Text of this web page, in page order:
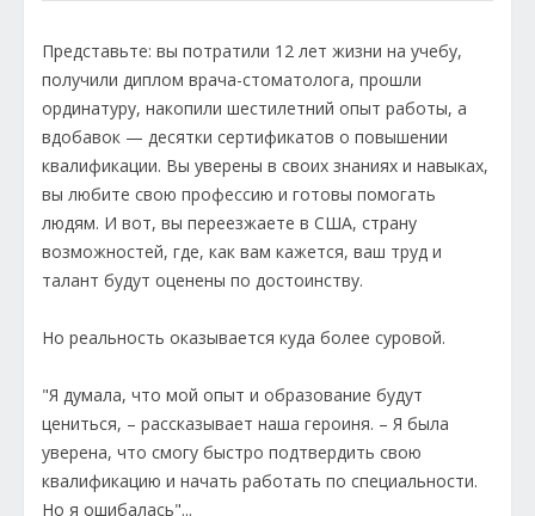
Представьте: вы потратили 12 лет жизни на учебу,
получили диплом врача-стоматолога, прошли
ординатуру, накопили шестилетний опыт работы, а
вдобавок — десятки сертификатов о повышении
квалификации. Вы уверены в своих знаниях и навыках,
вы любите свою профессию и готовы помогать
людям. И вот, вы переезжаете в США, страну
возможностей, где, как вам кажется, ваш труд и
талант будут оценены по достоинству.
Но реальность оказывается куда более суровой.
"Я думала, что мой опыт и образование будут
цениться, – рассказывает наша героиня. – Я была
уверена, что смогу быстро подтвердить свою
квалификацию и начать работать по специальности.
Но я ошибалась"...